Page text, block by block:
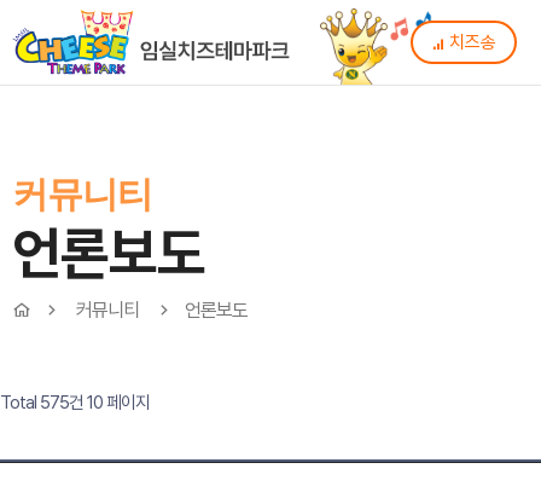
치즈송
커뮤니티
언론보도
커뮤니티 언론보도
Total 575건 10 페이지